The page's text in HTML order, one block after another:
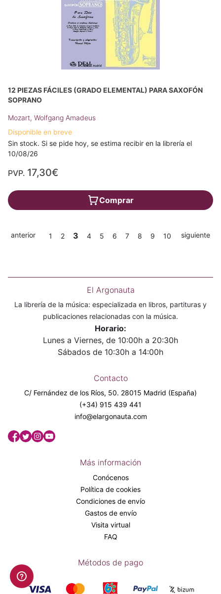
12 PIEZAS FÁCILES (GRADO ELEMENTAL) PARA SAXOFÓN
SOPRANO
Mozart, Wolfgang Amadeus
Disponible en breve
Sin stock. Si se pide hoy, se estima recibir en la librería el
10/08/26
PVP. 17,30€
Comprar
anterior 1 2 3 4 5 6 7 8 9 10 siguiente
El Argonauta
La librería de la música: especializada en libros, partituras y
publicaciones relacionadas con la música.
Horario:
Lunes a Viernes, de 10:00h a 20:30h
Sábados de 10:30h a 14:00h
Contacto
C/ Fernández de los Ríos, 50. 28015 Madrid (España)
(+34) 915 439 441
info@elargonauta.com
Más información
Conócenos
Política de cookies
Condiciones de envío
Gastos de envío
Visita virtual
FAQ
Métodos de pago